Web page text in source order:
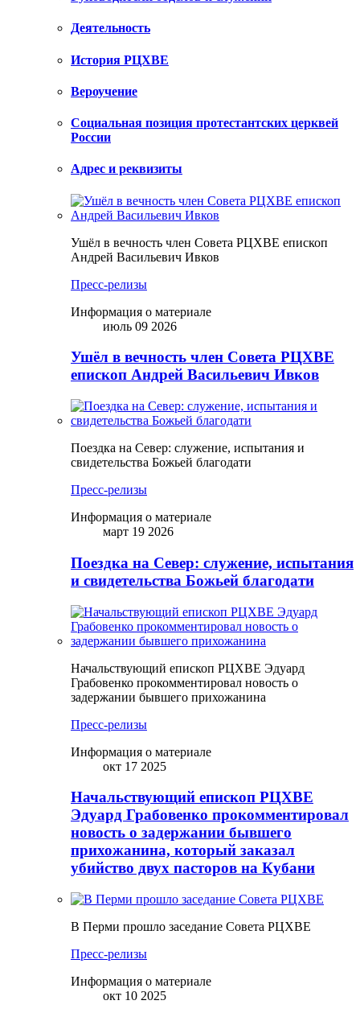
Деятельность
История РЦХВЕ
Вероучение
Социальная позиция протестантских церквей
России
Адрес и реквизиты
Ушёл в вечность член Совета РЦХВЕ епископ
Андрей Васильевич Ивков
Пресс-релизы
Информация о материале
июль 09 2026
Ушёл в вечность член Совета РЦХВЕ
епископ Андрей Васильевич Ивков
Поездка на Север: служение, испытания и
свидетельства Божьей благодати
Пресс-релизы
Информация о материале
март 19 2026
Поездка на Север: служение, испытания
и свидетельства Божьей благодати
Начальствующий епископ РЦХВЕ Эдуард
Грабовенко прокомментировал новость о
задержании бывшего прихожанина
Пресс-релизы
Информация о материале
окт 17 2025
Начальствующий епископ РЦХВЕ
Эдуард Грабовенко прокомментировал
новость о задержании бывшего
прихожанина, который заказал
убийство двух пасторов на Кубани
В Перми прошло заседание Совета РЦХВЕ
Пресс-релизы
Информация о материале
окт 10 2025